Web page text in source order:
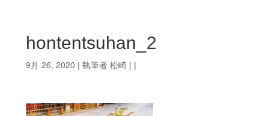
hontentsuhan_2
9月 26, 2020 | 執筆者 松崎| |